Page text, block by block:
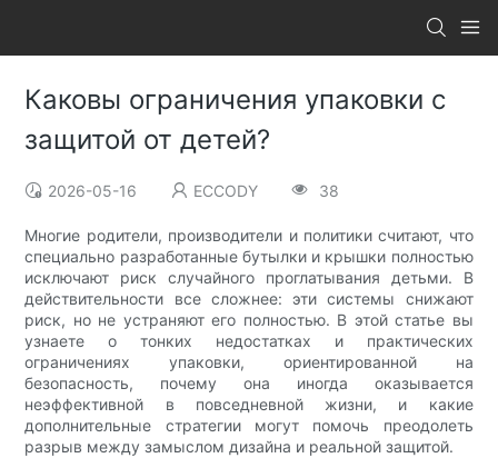
Каковы ограничения упаковки с
защитой от детей?
2026-05-16 ECCODY 38
Многие родители, производители и политики считают, что
специально разработанные бутылки и крышки полностью
исключают риск случайного проглатывания детьми. В
действительности все сложнее: эти системы снижают
риск, но не устраняют его полностью. В этой статье вы
узнаете о тонких недостатках и практических
ограничениях упаковки, ориентированной на
безопасность, почему она иногда оказывается
неэффективной в повседневной жизни, и какие
дополнительные стратегии могут помочь преодолеть
разрыв между замыслом дизайна и реальной защитой.